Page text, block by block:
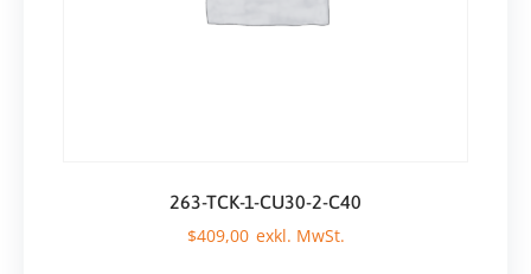
263-TCK-1-CU30-2-C40
$409,00